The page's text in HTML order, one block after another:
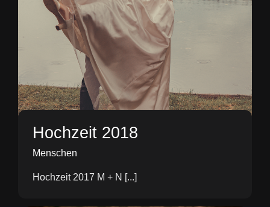
Hochzeit 2018
Menschen
Hochzeit 2017 M + N [...]